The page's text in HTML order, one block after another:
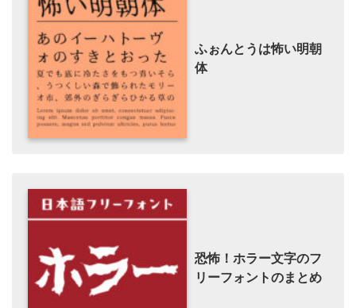
ふぉんとうは怖い明朝
体
恐怖！ホラー文字のフ
リーフォントのまとめ